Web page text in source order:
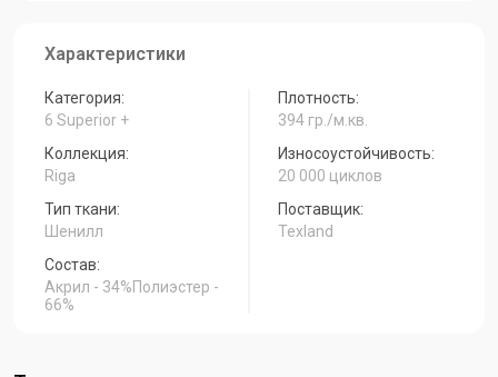
Характеристики
Категория:
6 Superior +
Плотность:
394 гр./м.кв.
Коллекция:
Riga
Износоустойчивость:
20 000 циклов
Тип ткани:
Шенилл
Поставщик:
Texland
Состав:
Акрил - 34%Полиэстер -
66%